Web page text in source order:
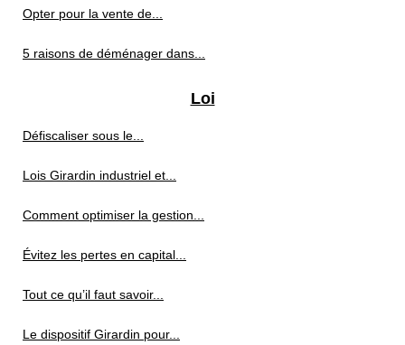
Opter pour la vente de...
5 raisons de déménager dans...
Loi
Défiscaliser sous le...
Lois Girardin industriel et...
Comment optimiser la gestion...
Évitez les pertes en capital...
Tout ce qu’il faut savoir...
Le dispositif Girardin pour...